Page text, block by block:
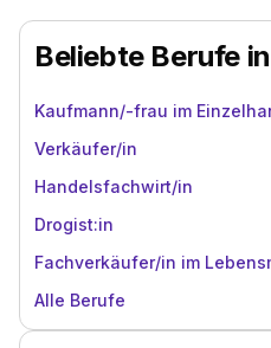
Beliebte Berufe
Kaufmann/-frau im
Verkäufer/in
Handelsfachwirt/in
Drogist:in
Fachverkäufer/in im
Alle Berufe